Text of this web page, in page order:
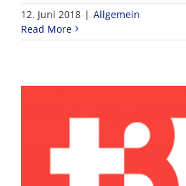
12. Juni 2018 | Allgemein
Read More